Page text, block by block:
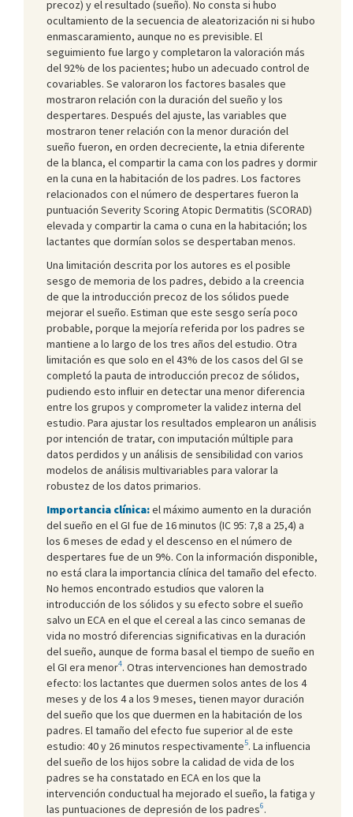
precoz) y el resultado (sueño). No consta si hubo
ocultamiento de la secuencia de aleatorización ni si hubo
enmascaramiento, aunque no es previsible. El
seguimiento fue largo y completaron la valoración más
del 92% de los pacientes; hubo un adecuado control de
covariables. Se valoraron los factores basales que
mostraron relación con la duración del sueño y los
despertares. Después del ajuste, las variables que
mostraron tener relación con la menor duración del
sueño fueron, en orden decreciente, la etnia diferente
de la blanca, el compartir la cama con los padres y dormir
en la cuna en la habitación de los padres. Los factores
relacionados con el número de despertares fueron la
puntuación Severity Scoring Atopic Dermatitis (SCORAD)
elevada y compartir la cama o cuna en la habitación; los
lactantes que dormían solos se despertaban menos.
Una limitación descrita por los autores es el posible
sesgo de memoria de los padres, debido a la creencia
de que la introducción precoz de los sólidos puede
mejorar el sueño. Estiman que este sesgo sería poco
probable, porque la mejoría referida por los padres se
mantiene a lo largo de los tres años del estudio. Otra
limitación es que solo en el 43% de los casos del GI se
completó la pauta de introducción precoz de sólidos,
pudiendo esto influir en detectar una menor diferencia
entre los grupos y comprometer la validez interna del
estudio. Para ajustar los resultados emplearon un análisis
por intención de tratar, con imputación múltiple para
datos perdidos y un análisis de sensibilidad con varios
modelos de análisis multivariables para valorar la
robustez de los datos primarios.
Importancia clínica:el máximo aumento en la duración
del sueño en el GI fue de 16 minutos (IC 95: 7,8 a 25,4) a
los 6 meses de edad y el descenso en el número de
despertares fue de un 9%. Con la información disponible,
no está clara la importancia clínica del tamaño del efecto.
No hemos encontrado estudios que valoren la
introducción de los sólidos y su efecto sobre el sueño
salvo un ECA en el que el cereal a las cinco semanas de
vida no mostró diferencias significativas en la duración
del sueño, aunque de forma basal el tiempo de sueño en
el GI era menor4. Otras intervenciones han demostrado
efecto: los lactantes que duermen solos antes de los 4
meses y de los 4 a los 9 meses, tienen mayor duración
del sueño que los que duermen en la habitación de los
padres. El tamaño del efecto fue superior al de este
estudio: 40 y 26 minutos respectivamente5. La influencia
del sueño de los hijos sobre la calidad de vida de los
padres se ha constatado en ECA en los que la
intervención conductual ha mejorado el sueño, la fatiga y
las puntuaciones de depresión de los padres6.